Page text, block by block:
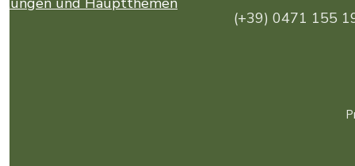
(+39) 0471 155